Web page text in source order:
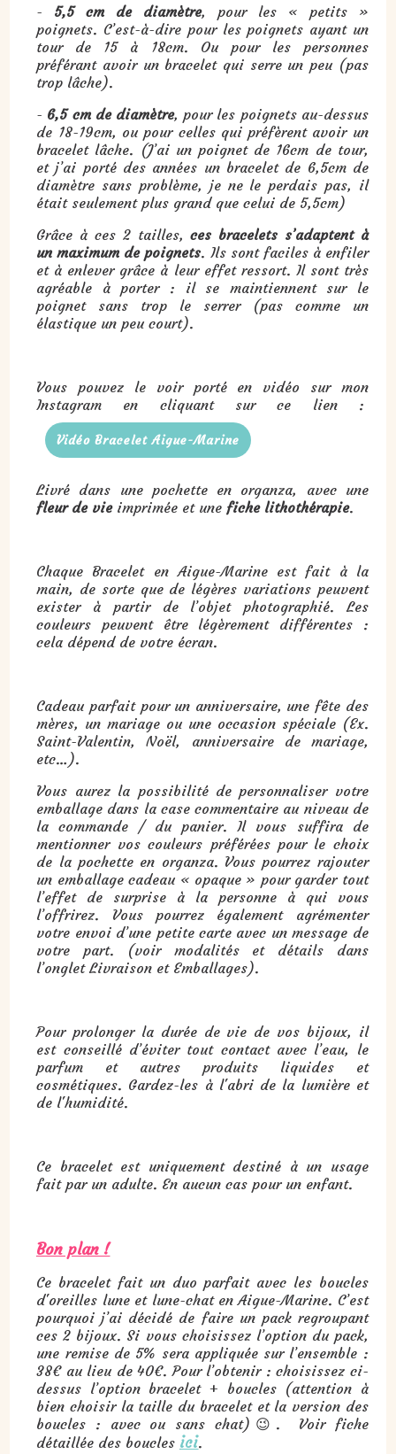
- 5,5 cm de diamètre, pour les « petits »
poignets. C’est-à-dire pour les poignets ayant un
tour de 15 à 18cm. Ou pour les personnes
préférant avoir un bracelet qui serre un peu (pas
trop lâche).
- 6,5 cm de diamètre, pour les poignets au-dessus
de 18-19cm, ou pour celles qui préfèrent avoir un
bracelet lâche. (J’ai un poignet de 16cm de tour,
et j’ai porté des années un bracelet de 6,5cm de
diamètre sans problème, je ne le perdais pas, il
était seulement plus grand que celui de 5,5cm)
Grâce à ces 2 tailles,ces bracelets s’adaptent à
un maximum de poignets. Ils sont faciles à enfiler
et à enlever grâce à leur effet ressort. Il sont très
agréable à porter : il se maintiennent sur le
poignet sans trop le serrer (pas comme un
élastique un peu court).
Vous pouvez le voir porté en vidéo sur mon
Instagram en cliquant sur ce lien :
Vidéo Bracelet Aigue-Marine
Livré dans une pochette en organza, avec une
fleur de vieimprimée et unefiche lithothérapie.
Chaque Bracelet en Aigue-Marine est fait à la
main, de sorte que de légères variations peuvent
exister à partir de l’objet photographié. Les
couleurs peuvent être légèrement différentes :
cela dépend de votre écran.
Cadeau parfait pour un anniversaire, une fête des
mères, un mariage ou une occasion spéciale (Ex.
Saint-Valentin, Noël, anniversaire de mariage,
etc…).
Vous aurez la possibilité de personnaliser votre
emballage dans la case commentaire au niveau de
la commande / du panier. Il vous suffira de
mentionner vos couleurs préférées pour le choix
de la pochette en organza. Vous pourrez rajouter
un emballage cadeau « opaque » pour garder tout
l’effet de surprise à la personne à qui vous
l’offrirez. Vous pourrez également agrémenter
votre envoi d’une petite carte avec un message de
votre part. (voir modalités et détails dans
l’onglet Livraison et Emballages).
Pour prolonger la durée de vie de vos bijoux, il
est conseillé d’éviter tout contact avec l’eau, le
parfum et autres produits liquides et
cosmétiques. Gardez-les à l'abri de la lumière et
de l'humidité.
Ce bracelet est uniquement destiné à un usage
fait par un adulte. En aucun cas pour un enfant.
Bon plan !
Ce bracelet fait un duo parfait avec les boucles
d'oreilles lune et lune-chat en Aigue-Marine. C’est
pourquoi j’ai décidé de faire un pack regroupant
ces 2 bijoux. Si vous choisissez l’option du pack,
une remise de 5% sera appliquée sur l’ensemble :
38€ au lieu de 40€. Pour l’obtenir : choisissez ci-
dessus l’option bracelet + boucles (attention à
bien choisir la taille du bracelet et la version des
boucles : avec ou sans chat)😉. Voir fiche
détaillée des boucles ici.